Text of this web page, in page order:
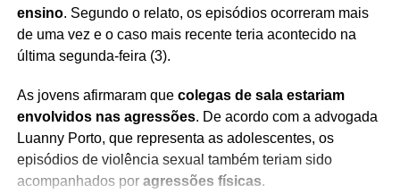
ensino. Segundo o relato, os episódios ocorreram mais
de uma vez e o caso mais recente teria acontecido na
última segunda-feira (3).
As jovens afirmaram que colegas de sala estariam
envolvidos nas agressões. De acordo com a advogada
Luanny Porto, que representa as adolescentes, os
episódios de violência sexual também teriam sido
acompanhados por agressões físicas.